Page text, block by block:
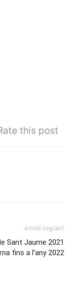
this post
Article següent
Sant Jaume 2021
fins a l’any 2022